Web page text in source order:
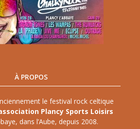
À PROPOS
le festival rock celtique
Plancy Sports Loisirs
dans l’Aube, depuis 2008.